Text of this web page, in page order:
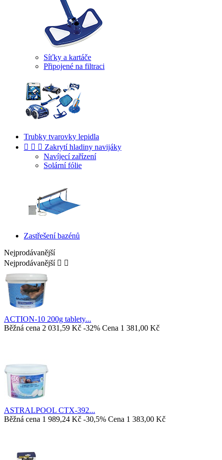
Síťky a kartáče
Připojené na filtraci
Trubky tvarovky lepidla
   Zakrytí hladiny navijáky
Navíjecí zařízení
Solární fólie
Zastřešení bazénů
Nejprodávanější
Nejprodávanější  
ACTION-10 200g tablety...
Běžná cena 2 031,59 Kč -32% Cena 1 381,00 Kč
ASTRALPOOL CTX-392...
Běžná cena 1 989,24 Kč -30,5% Cena 1 383,00 Kč